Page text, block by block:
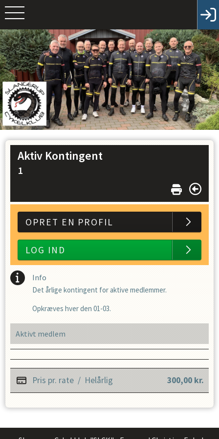
Aktiv Kontingent
1
OPRET EN PROFIL
LOG IND
Info
Det årlige kontingent for aktive medlemmer.
Opkræves hver den 01-03.
Aktivt medlem
Pris pr. rate / Helårlig 300,00 kr.